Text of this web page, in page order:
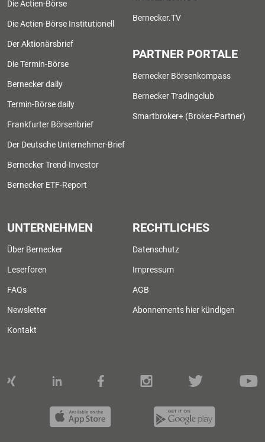
Die Actien-Börse
Die Actien-Börse Institutionell
Der Aktionärsbrief
Die Termin-Börse
Bernecker daily
Termin-Börse daily
Frankfurter Börsenbrief
Der Deutsche Unternehmer-Brief
Bernecker Trend-Investor
Bernecker ETF-Report
Bernecker.TV
PARTNER PORTALE
Bernecker Börsenkompass
Bernecker Tradingclub
Smartbroker+ (Broker-Partner)
UNTERNEHMEN
Über Bernecker
Leserforen
FAQs
Newsletter
Kontakt
RECHTLICHES
Datenschutz
Impressum
AGB
Abonnements hier kündigen